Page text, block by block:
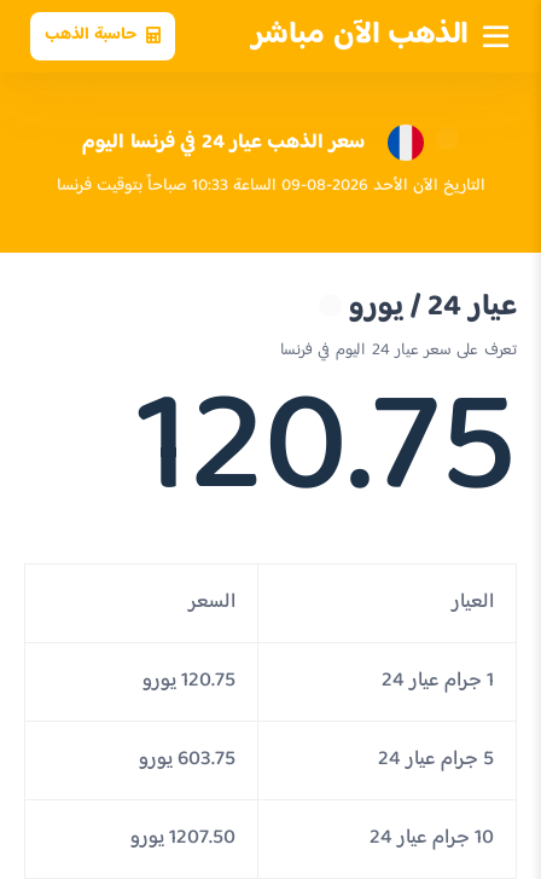
الذهب الآن مباشر حاسبة الذهب
سعر الذهب عيار 24 في فرنسا اليوم
التاريخ الآن الأحد 2026-08-09 الساعة 10:33 صباحاً بتوقيت فرنسا
عيار 24 / يورو
تعرف على سعر عيار 24 اليوم في فرنسا
120.75
العيار السعر
1 جرام عيار 24 120.75 يورو
5 جرام عيار 24 603.75 يورو
10 جرام عيار 24 1207.50 يورو